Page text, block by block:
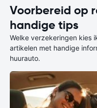
Voorbereid op
handige tips
Welke verzekeringen kies
artikelen met handige
huurauto.